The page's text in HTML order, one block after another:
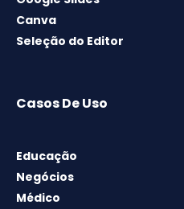
Canva
Seleção do Editor
Casos De Uso
Educação
Negócios
Médico